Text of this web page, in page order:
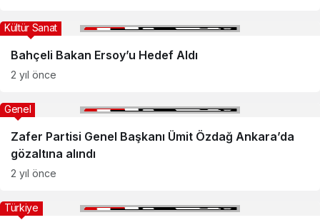
Bahçeli Bakan Ersoy’u Hedef Aldı
Kültür Sanat
2 yıl önce
Zafer Partisi Genel Başkanı Ümit Özdağ Ankara’da
gözaltına alındı
Genel
2 yıl önce
Türkiye